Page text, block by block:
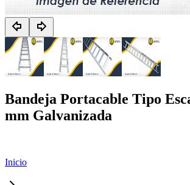
Bandeja Portacable Tipo
mm Galvanizada
Inicio